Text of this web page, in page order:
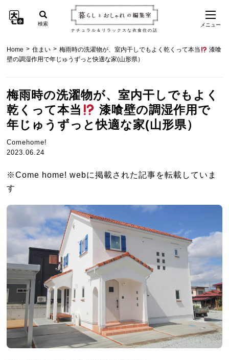
ナチュラル＆リラックスな衣食住の話
検索 メニュー
Home > 住まい > 梅雨時の洗濯物が、室内干しでもよく乾くって本当
漆喰
壁の調湿作用で年じゅうずっと快適な家(山形県）
梅雨時の洗濯物が、室内干しでもよく
乾くって本当
漆喰壁の調湿作用で
年じゅうずっと快適な家(山形県）
Comehome!
2023.06.24
※Come home! webに掲載された記事を転載していま
す